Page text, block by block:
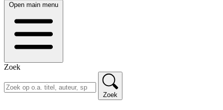
Open main menu
Zoek
Zoek